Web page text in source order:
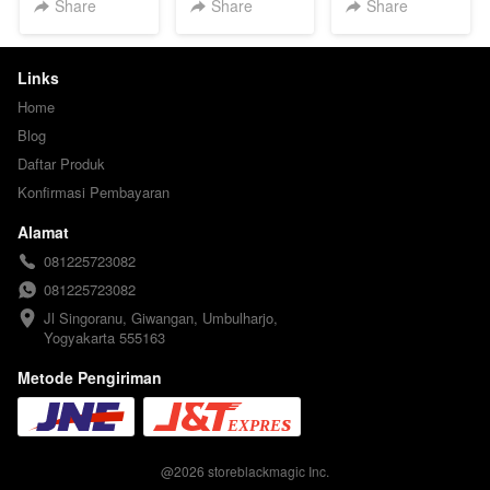
Share
Share
Share
Links
Home
Blog
Daftar Produk
Konfirmasi Pembayaran
Alamat
081225723082
081225723082
Jl Singoranu, Giwangan, Umbulharjo,
Yogyakarta 555163
Metode Pengiriman
@2026 storeblackmagic Inc.